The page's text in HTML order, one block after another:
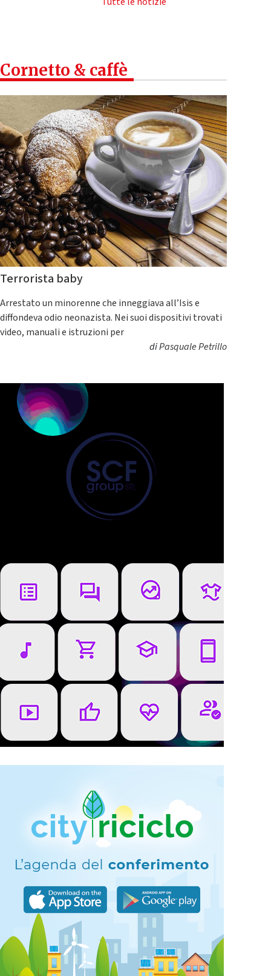
Cornetto & caffè
Terrorista baby
Arrestato un minorenne che inneggiava all’Isis e
diffondeva odio neonazista. Nei suoi dispositivi trovati
video, manuali e istruzioni per
diPasquale Petrillo